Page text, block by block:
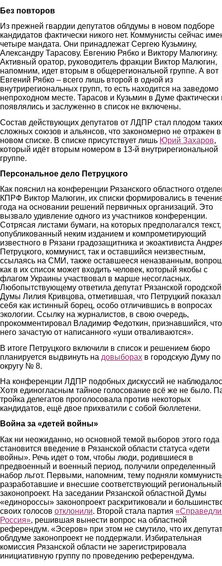
Без повторов
Из прежней гвардии депутатов облдумы в новом подборе
кандидатов фактически никого нет. Коммунисты сейчас
четыре мандата. Они принадлежат Сергею Кузьмину,
Александру Тарасову. Евгению Рябко и Виктору Малюгину.
Активный оратор, руководитель фракции Виктор Малюгин,
напомним, идет вторым в общерегиональной группе. А вот
Евгений Рябко – всего лишь второй в одной из
внутрирегиональных групп, то есть находится на заведомо
непроходном месте. Тарасов и Кузьмин в Думе фактически
появлялись и заслуженно в список не включены.
Состав действующих депутатов от ЛДПР стал плодом таких
сложных союзов и альянсов, что закономерно не отражен в
новом списке. В списке присутствует лишь Юрий Захаров,
который идёт вторым номером в 13-й внутрирегиональной
группе.
Персональное дело Петруцкого
Как пояснил на конференции Рязанского областного
КПРФ Виктор Малюгин, их списки формировались в
года на основании решений первичных организаций. Это
вызвало удивление одного из участников конференции.
Сотрясая листами бумаги, на которых предполагался текст,
опубликованный неким изданием и компрометирующий
известного в Рязани градозащитника и экоактивиста
Петруцкого, коммунист, так и оставшийся неизвестным,
ссылаясь на СМИ, также оставшееся неназванным,
как в их список может входить человек, который якобы с
флагом Украины участвовал в марше несогласных.
Любопытствующему ответила депутат Рязанской городской
Думы Лилия Кривцова, отметившая, что Петруцкий показал
себя как истинный борец, особо отличившись в вопросах
экологии. Ссылку на журналистов, в свою очередь,
прокомментировал Владимир Федоткин, признавшийся,
него зачастую от написанного «уши отваливаются».
В итоге Петруцкого включили в список и решением бюро
планируется выдвинуть на довыборах в городскую Думу по
округу № 8.
На конференции ЛДПР подобных дискуссий не
Хотя единогласным тайное голосование всё же не было.
тройка делегатов проголосовала против некоторых
кандидатов, ещё двое прихватили с собой бюллетени.
Война за «детей войны»
Как ни неожиданно, но основной темой выборов этого года
становится введение в Рязанской области статуса «дети
войны». Речь идет о том, чтобы люди, родившиеся в
предвоенный и военный период, получили определенный
набор льгот. Первыми, напомним, тему подняли
разработавшие и внесшие соответствующий региональный
законопроект. На заседании Рязанской областной Думы
«единороссы» законопроект раскритиковали и
своих голосов отклонили. Второй стала партия
Россия», решившая вынести вопрос на областной
референдум. «Эсеров» при этом не смутило, что их
облдуме законопроект не поддержали. Избирательная
комиссия Рязанской области не зарегистрировала
инициативную группу по проведению референдума.